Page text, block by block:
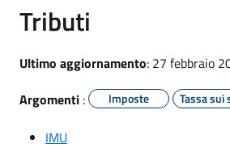
Tributi
Ultimo aggiornamento: 27 febbraio
Argomenti : Imposte Tassa sui
IMU